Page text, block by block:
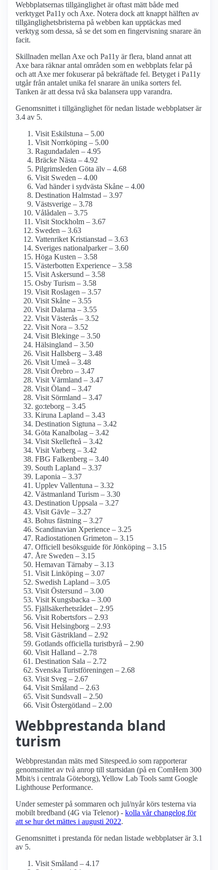
Webbplatsernas tillgänglighet är oftast mätt både med
verktyget Pa11y och Axe. Notera dock att knappt hälften av
tillgänglighetsbristerna på webben kan upptäckas med
verktyg som dessa, så se det som en fingervisning snarare än
facit.
Skillnaden mellan Axe och Pa11y är flera, bland annat att
Axe bara räknar antal områden som en webbplats felar på
och att Axe mer fokuserar på bekräftade fel. Betyget i Pa11y
utgår från antalet unika fel snarare än unika sorters fel.
Tanken är att dessa två ska balansera upp varandra.
Genomsnittet i tillgänglighet för nedan listade webbplatser är
3.4 av 5.
Visit Eskilstuna – 5.00
Visit Norrköping – 5.00
Ragundadalen – 4.95
Bräcke Nästa – 4.92
Pilgrimsleden Göta älv – 4.68
Visit Sweden – 4.00
Vad händer i sydvästa Skåne – 4.00
Destination Halmstad – 3.97
Västsverige – 3.78
Vålådalen – 3.75
Visit Stockholm – 3.67
Sweden – 3.63
Vattenriket Kristianstad – 3.63
Sveriges nationalparker – 3.60
Höga Kusten – 3.58
Västerbotten Experience – 3.58
Visit Askersund – 3.58
Osby Turism – 3.58
Visit Roslagen – 3.57
Visit Skåne – 3.55
Visit Dalarna – 3.55
Visit Västerås – 3.52
Visit Nora – 3.52
Visit Blekinge – 3.50
Hälsingland – 3.50
Visit Hallsberg – 3.48
Visit Umeå – 3.48
Visit Örebro – 3.47
Visit Värmland – 3.47
Visit Öland – 3.47
Visit Sörmland – 3.47
go:teborg – 3.45
Kiruna Lapland – 3.43
Destination Sigtuna – 3.42
Göta Kanalbolag – 3.42
Visit Skellefteå – 3.42
Visit Varberg – 3.42
FBG Falkenberg – 3.40
South Lapland – 3.37
Laponia – 3.37
Upplev Vallentuna – 3.32
Västmanland Turism – 3.30
Destination Uppsala – 3.27
Visit Gävle – 3.27
Bohus fästning – 3.27
Scandinavian Xperience – 3.25
Radiostationen Grimeton – 3.15
Officiell besöksguide för Jönköping – 3.15
Åre Sweden – 3.15
Hemavan Tärnaby – 3.13
Visit Linköping – 3.07
Swedish Lapland – 3.05
Visit Östersund – 3.00
Visit Kungsbacka – 3.00
Fjällsäkerhetsrådet – 2.95
Visit Robertsfors – 2.93
Visit Helsingborg – 2.93
Visit Gästrikland – 2.92
Gotlands officiella turistbyrå – 2.90
Visit Halland – 2.78
Destination Sala – 2.72
Svenska Turistföreningen – 2.68
Visit Sveg – 2.67
Visit Småland – 2.63
Visit Sundsvall – 2.50
Visit Östergötland – 2.00
Webbprestanda bland
turism
Webbprestandan mäts med Sitespeed.io som rapporterar
genomsnittet av två anrop till startsidan (på en ComHem 300
Mbit/s i centrala Göteborg), Yellow Lab Tools samt Google
Lighthouse Performance.
Under semester på sommaren och jul/nyår körs testerna via
mobilt bredband (4G via Telenor) - kolla vår changelog för
att se hur det mättes i augusti 2022.
Genomsnittet i prestanda för nedan listade webbplatser är 3.1
av 5.
Visit Småland – 4.17